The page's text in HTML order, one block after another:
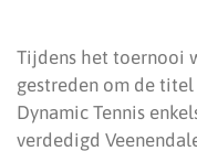
Tijdens het toernooi
gestreden om de
Dynamic Tennis
verdedigd